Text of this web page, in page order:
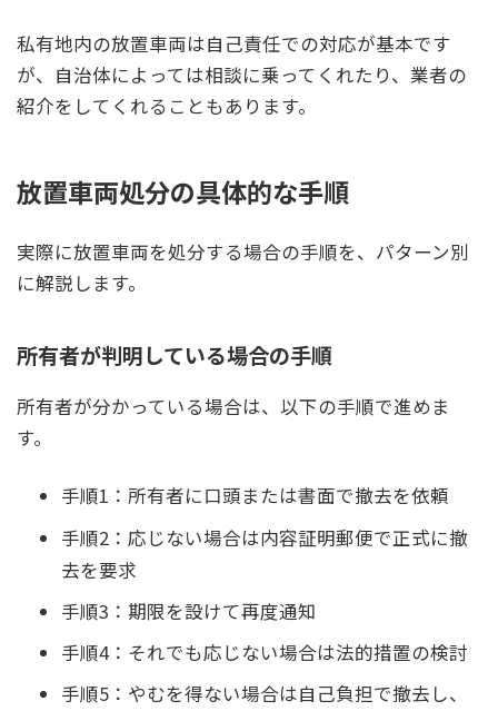
私有地内の放置車両は自己責任での対応が基本です
が、自治体によっては相談に乗ってくれたり、業者の
紹介をしてくれることもあります。
放置車両処分の具体的な手順
実際に放置車両を処分する場合の手順を、パターン別
に解説します。
所有者が判明している場合の手順
所有者が分かっている場合は、以下の手順で進めま
す。
手順1：所有者に口頭または書面で撤去を依頼
手順2：応じない場合は内容証明郵便で正式に撤
去を要求
手順3：期限を設けて再度通知
手順4：それでも応じない場合は法的措置の検討
手順5：やむを得ない場合は自己負担で撤去し、